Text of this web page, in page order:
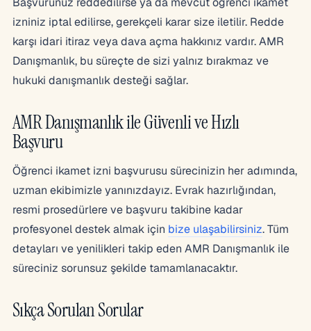
izniniz iptal edilirse, gerekçeli karar size iletilir. Redde
karşı idari itiraz veya dava açma hakkınız vardır. AMR
Danışmanlık, bu süreçte de sizi yalnız bırakmaz ve
hukuki danışmanlık desteği sağlar.
AMR Danışmanlık ile Güvenli ve Hızlı
Başvuru
Öğrenci ikamet izni başvurusu sürecinizin her adımında,
uzman ekibimizle yanınızdayız. Evrak hazırlığından,
resmi prosedürlere ve başvuru takibine kadar
profesyonel destek almak için bize ulaşabilirsiniz. Tüm
detayları ve yenilikleri takip eden AMR Danışmanlık ile
süreciniz sorunsuz şekilde tamamlanacaktır.
Sıkça Sorulan Sorular